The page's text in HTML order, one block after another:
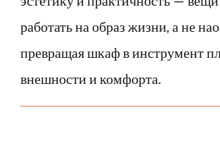
работать на образ жизни, а не
превращая шкаф в инструмент
внешности и комфорта.